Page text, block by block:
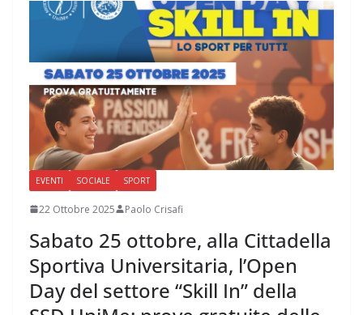
EVENTI SOCIALE SPORT
22 Ottobre 2025 Paolo Crisafi
Sabato 25 ottobre, alla Cittadella
Sportiva Universitaria, l’Open
Day del settore “Skill In” della